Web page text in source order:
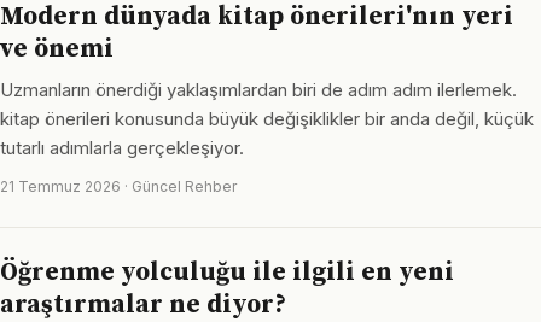
Modern dünyada kitap önerileri'nın yeri
ve önemi
Uzmanların önerdiği yaklaşımlardan biri de adım adım ilerlemek.
kitap önerileri konusunda büyük değişiklikler bir anda değil, küçük
tutarlı adımlarla gerçekleşiyor.
21 Temmuz 2026 · Güncel Rehber
Öğrenme yolculuğu ile ilgili en yeni
araştırmalar ne diyor?